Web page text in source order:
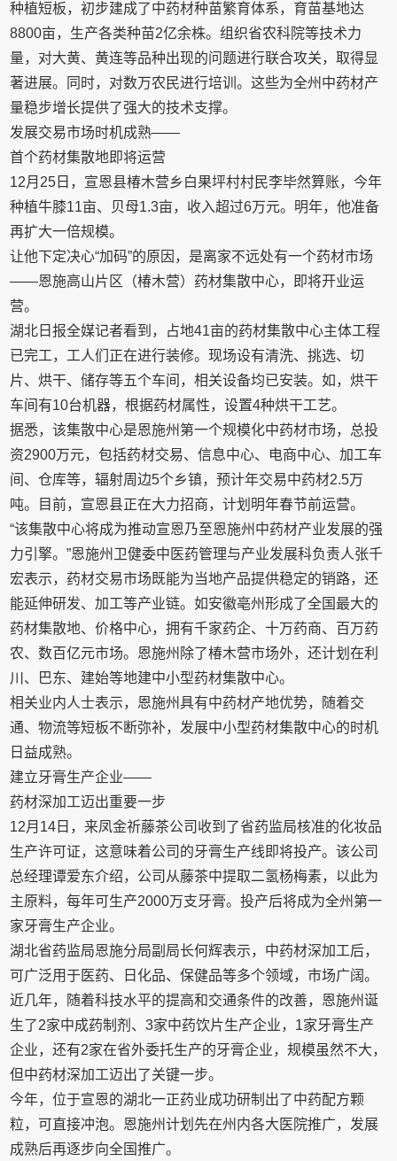
种植短板，初步建成了中药材种苗繁育体系，育苗基地达
8800亩，生产各类种苗2亿余株。组织省农科院等技术力
量，对大黄、黄连等品种出现的问题进行联合攻关，取得显
著进展。同时，对数万农民进行培训。这些为全州中药材产
量稳步增长提供了强大的技术支撑。
发展交易市场时机成熟——
首个药材集散地即将运营
12月25日，宣恩县椿木营乡白果坪村村民李毕然算账，今年
种植牛膝11亩、贝母1.3亩，收入超过6万元。明年，他准备
再扩大一倍规模。
让他下定决心“加码”的原因，是离家不远处有一个药材市场
——恩施高山片区（椿木营）药材集散中心，即将开业运
营。
湖北日报全媒记者看到，占地41亩的药材集散中心主体工程
已完工，工人们正在进行装修。现场设有清洗、挑选、切
片、烘干、储存等五个车间，相关设备均已安装。如，烘干
车间有10台机器，根据药材属性，设置4种烘干工艺。
据悉，该集散中心是恩施州第一个规模化中药材市场，总投
资2900万元，包括药材交易、信息中心、电商中心、加工车
间、仓库等，辐射周边5个乡镇，预计年交易中药材2.5万
吨。目前，宣恩县正在大力招商，计划明年春节前运营。
“该集散中心将成为推动宣恩乃至恩施州中药材产业发展的强
力引擎。”恩施州卫健委中医药管理与产业发展科负责人张千
宏表示，药材交易市场既能为当地产品提供稳定的销路，还
能延伸研发、加工等产业链。如安徽亳州形成了全国最大的
药材集散地、价格中心，拥有千家药企、十万药商、百万药
农、数百亿元市场。恩施州除了椿木营市场外，还计划在利
川、巴东、建始等地建中小型药材集散中心。
相关业内人士表示，恩施州具有中药材产地优势，随着交
通、物流等短板不断弥补，发展中小型药材集散中心的时机
日益成熟。
建立牙膏生产企业——
药材深加工迈出重要一步
12月14日，来凤金祈藤茶公司收到了省药监局核准的化妆品
生产许可证，这意味着公司的牙膏生产线即将投产。该公司
总经理谭爱东介绍，公司从藤茶中提取二氢杨梅素，以此为
主原料，每年可生产2000万支牙膏。投产后将成为全州第一
家牙膏生产企业。
湖北省药监局恩施分局副局长何辉表示，中药材深加工后，
可广泛用于医药、日化品、保健品等多个领域，市场广阔。
近几年，随着科技水平的提高和交通条件的改善，恩施州诞
生了2家中成药制剂、3家中药饮片生产企业，1家牙膏生产
企业，还有2家在省外委托生产的牙膏企业，规模虽然不大，
但中药材深加工迈出了关键一步。
今年，位于宣恩的湖北一正药业成功研制出了中药配方颗
粒，可直接冲泡。恩施州计划先在州内各大医院推广，发展
成熟后再逐步向全国推广。